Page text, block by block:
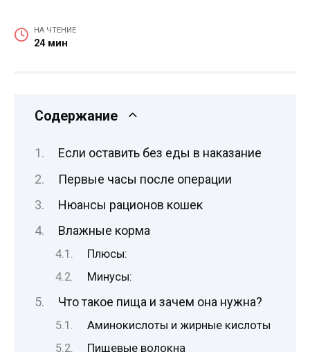
НА ЧТЕНИЕ
24 мин
Содержание
Если оставить без еды в наказание
Первые часы после операции
Нюансы рационов кошек
Влажные корма
Плюсы:
Минусы:
Что такое пища и зачем она нужна?
Аминокислоты и жирные кислоты
Пищевые волокна